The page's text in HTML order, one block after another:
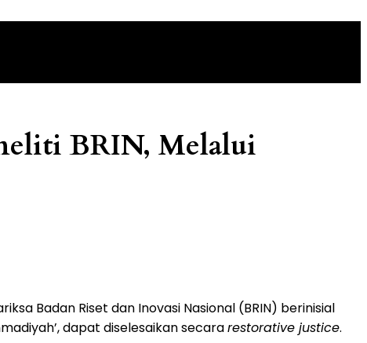
BRIN, Melalui
Badan Riset dan Inovasi Nasional (BRIN) berinisial
dapat diselesaikan secararestorative justice.